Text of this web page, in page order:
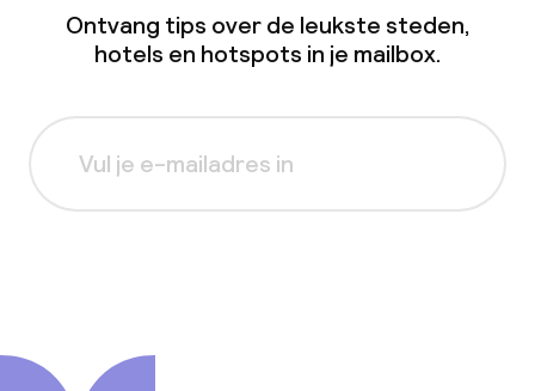
Ontvang tips over de leukste steden,
hotels en hotspots in je mailbox.